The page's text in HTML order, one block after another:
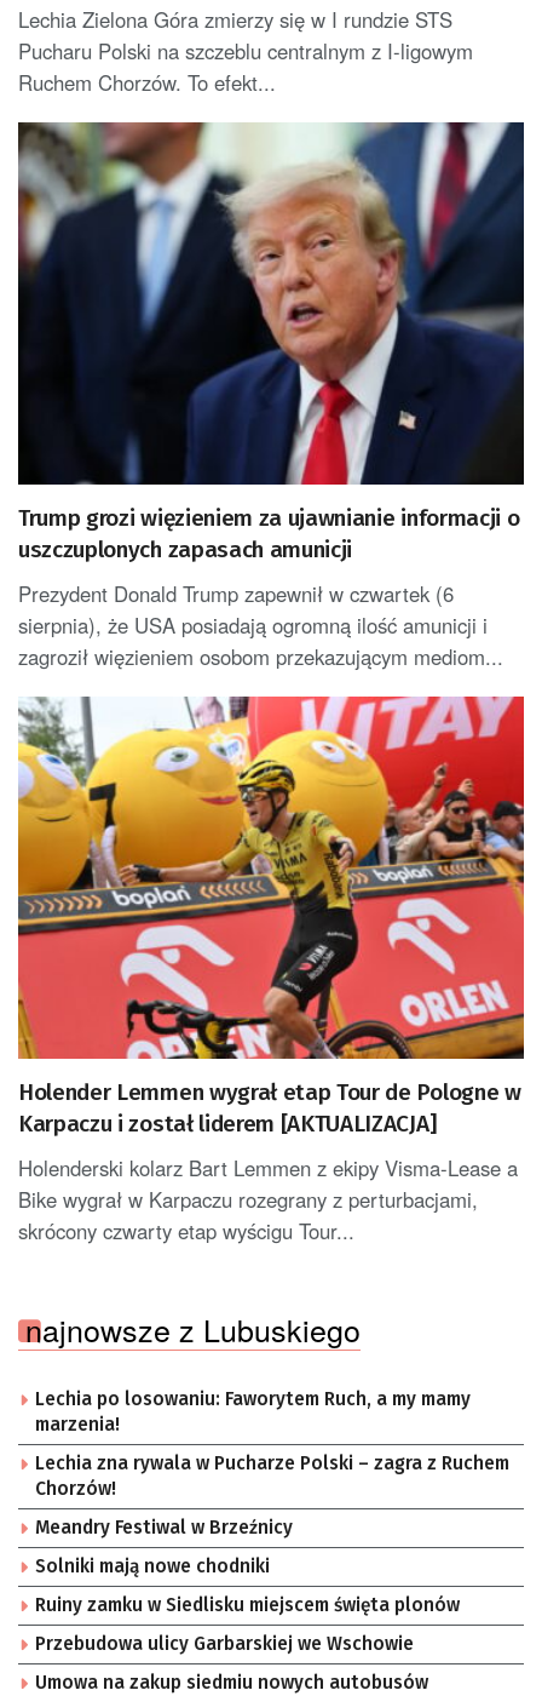
Lechia Zielona Góra zmierzy się w I rundzie STS
Pucharu Polski na szczeblu centralnym z I-ligowym
Ruchem Chorzów. To efekt...
Trump grozi więzieniem za ujawnianie informacji o
uszczuplonych zapasach amunicji
Prezydent Donald Trump zapewnił w czwartek (6
sierpnia), że USA posiadają ogromną ilość amunicji i
zagroził więzieniem osobom przekazującym mediom...
Holender Lemmen wygrał etap Tour de Pologne w
Karpaczu i został liderem [AKTUALIZACJA]
Holenderski kolarz Bart Lemmen z ekipy Visma-Lease a
Bike wygrał w Karpaczu rozegrany z perturbacjami,
skrócony czwarty etap wyścigu Tour...
najnowsze z Lubuskiego
Lechia po losowaniu: Faworytem Ruch, a my mamy
marzenia!
Lechia zna rywala w Pucharze Polski – zagra z Ruchem
Chorzów!
Meandry Festiwal w Brzeźnicy
Solniki mają nowe chodniki
Ruiny zamku w Siedlisku miejscem święta plonów
Przebudowa ulicy Garbarskiej we Wschowie
Umowa na zakup siedmiu nowych autobusów